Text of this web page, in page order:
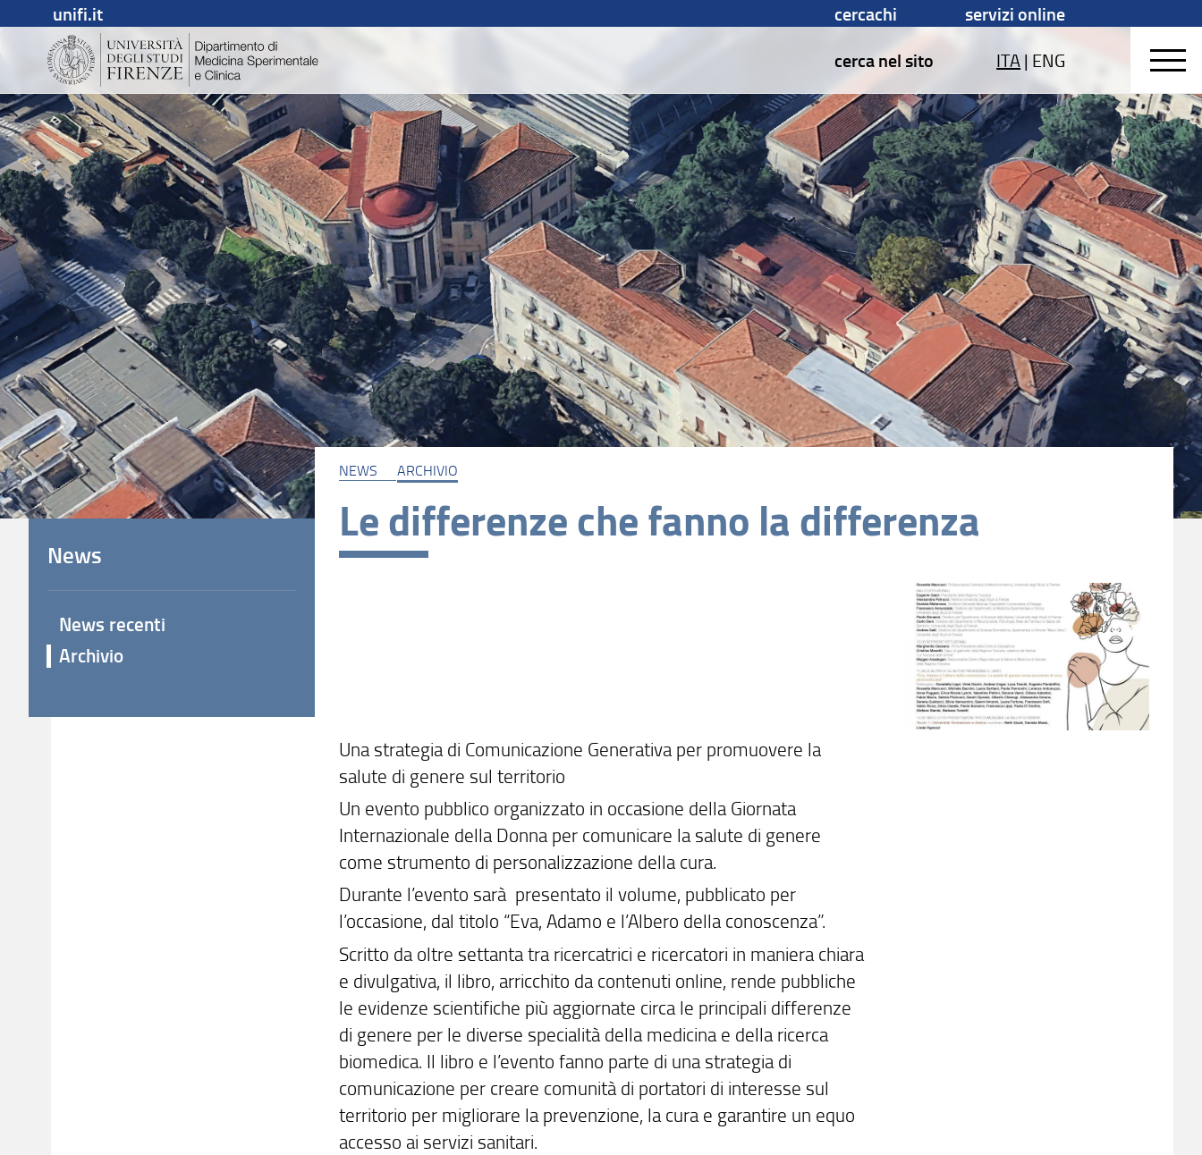
unifi.it cercachi
servizi online
cerca nel sito
ITA| ENG
NEWS ARCHIVIO
Le differenze che fanno la differenza
Una strategia di Comunicazione Generativa per promuovere la
salute di genere sul territorio
Un evento pubblico organizzato in occasione della Giornata
Internazionale della Donna per comunicare la salute di genere
come strumento di personalizzazione della cura.
Durante l’evento sarà presentato il volume, pubblicato per
l’occasione, dal titolo “Eva, Adamo e l’Albero della conoscenza”.
Scritto da oltre settanta tra ricercatrici e ricercatori in maniera chiara
e divulgativa, il libro, arricchito da contenuti online, rende pubbliche
le evidenze scientifiche più aggiornate circa le principali differenze
di genere per le diverse specialità della medicina e della ricerca
biomedica. Il libro e l’evento fanno parte di una strategia di
comunicazione per creare comunità di portatori di interesse sul
territorio per migliorare la prevenzione, la cura e garantire un equo
accesso ai servizi sanitari.
News
News recenti
Archivio